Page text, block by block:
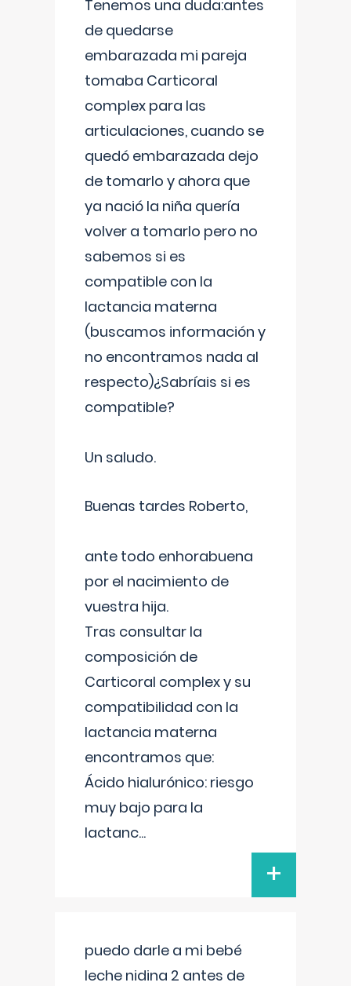
Tenemos una duda:antes
de quedarse
embarazada mi pareja
tomaba Carticoral
complex para las
articulaciones, cuando se
quedó embarazada dejo
de tomarlo y ahora que
ya nació la niña quería
volver a tomarlo pero no
sabemos si es
compatible con la
lactancia materna
(buscamos información y
no encontramos nada al
respecto)¿Sabríais si es
compatible?
Un saludo.
Buenas tardes Roberto,
ante todo enhorabuena
por el nacimiento de
vuestra hija.
Tras consultar la
composición de
Carticoral complex y su
compatibilidad con la
lactancia materna
encontramos que:
Ácido hialurónico: riesgo
muy bajo para la
lactanc...
+
puedo darle a mi bebé
leche nidina 2 antes de